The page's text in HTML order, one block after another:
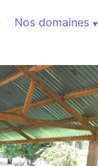
Nos domaines